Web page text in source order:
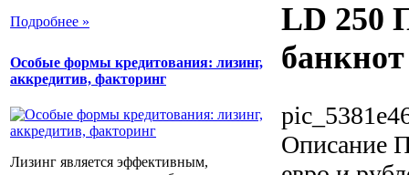
Подробнее »
Особые формы кредитования: лизинг,
аккредитив, факторинг
Лизинг является эффективным,
LD 250
банкнот
Описание